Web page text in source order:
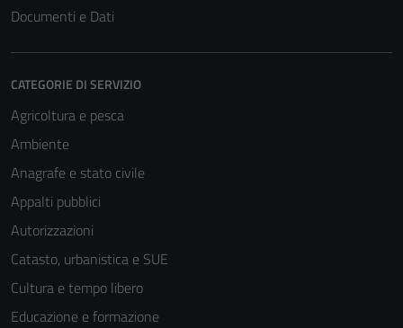
Documenti e Dati
CATEGORIE DI SERVIZIO
Agricoltura e pesca
Ambiente
Anagrafe e stato civile
Appalti pubblici
Autorizzazioni
Catasto, urbanistica e SUE
Cultura e tempo libero
Educazione e formazione